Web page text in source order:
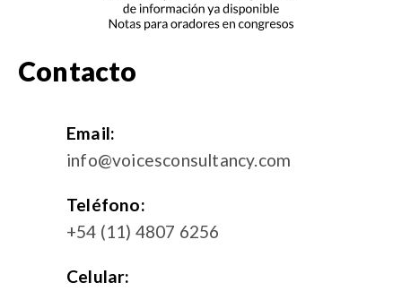
Contacto
Email:
info@voicesconsultancy.com
Teléfono:
+54 (11) 4807 6256
Celular: